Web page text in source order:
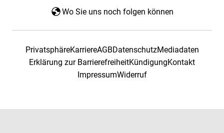
Wo Sie uns noch folgen können
PrivatsphäreKarriereAGBDatenschutzMediadaten
Erklärung zur BarrierefreiheitKündigungKontakt
ImpressumWiderruf